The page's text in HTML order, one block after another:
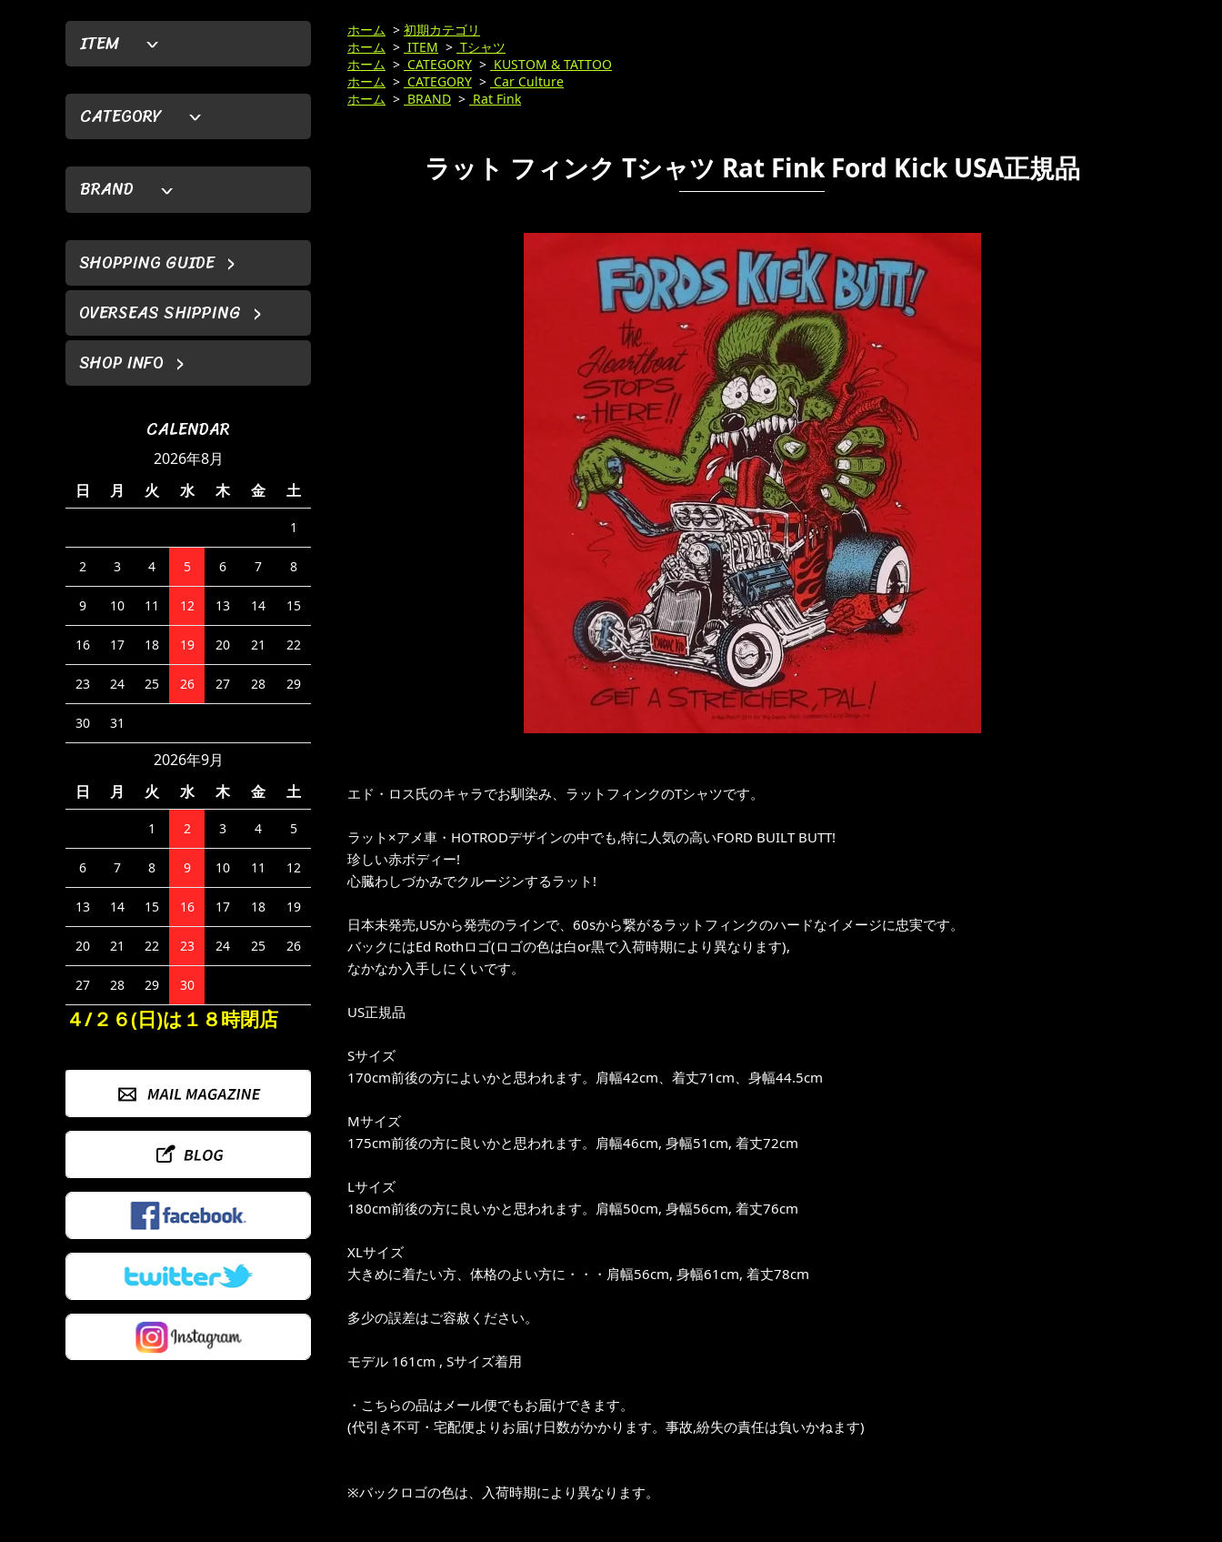
ITEM
CATEGORY
BRAND
SHOPPING GUIDE
OVERSEAS SHIPPING
SHOP INFO
CALENDAR
2026年8月
日
月 火 水 木 金 土
1
2 3 4 5 6 7 8
9 10 11 12 13 14 15
16 17 18 19 20 21 22
23 24 25 26 27 28 29
30 31
2026年9月
日
月 火 水 木 金 土
1 2 3 4 5
6 7 8 9 10 11 12
13 14 15 16 17 18 19
20 21 22 23 24 25 26
27 28 29 30
４/２６(日)は１８時閉店
ホーム > 初期カテゴリ
ホーム > ITEM > Tシャツ
ホーム > CATEGORY > KUSTOM & TATTOO
ホーム > CATEGORY > Car Culture
ホーム > BRAND > Rat Fink
ラット フィンク Tシャツ Rat Fink Ford Kick USA正規品
エド・ロス氏のキャラでお馴染み、ラットフィンクのTシャツです。
ラット×アメ車・HOTRODデザインの中でも,特に人気の高いFORD BUILT BUTT!
珍しい赤ボディー!
心臓わしづかみでクルージンするラット!
日本未発売,USから発売のラインで、60sから繋がるラットフィンクのハードなイメージに忠実です。
バックにはEd Rothロゴ(ロゴの色は白or黒で入荷時期により異なります),
なかなか入手しにくいです。
US正規品
Sサイズ
170cm前後の方によいかと思われます。肩幅42cm、着丈71cm、身幅44.5cm
Mサイズ
175cm前後の方に良いかと思われます。肩幅46cm, 身幅51cm, 着丈72cm
Lサイズ
180cm前後の方に良いかと思われます。肩幅50cm, 身幅56cm, 着丈76cm
XLサイズ
大きめに着たい方、体格のよい方に・・・肩幅56cm, 身幅61cm, 着丈78cm
多少の誤差はご容赦ください。
モデル 161cm , Sサイズ着用
・こちらの品はメール便でもお届けできます。
(代引き不可・宅配便よりお届け日数がかかります。事故,紛失の責任は負いかねます)
※バックロゴの色は、入荷時期により異なります。